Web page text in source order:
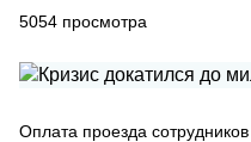
5054 просмотра
Оплата проезда